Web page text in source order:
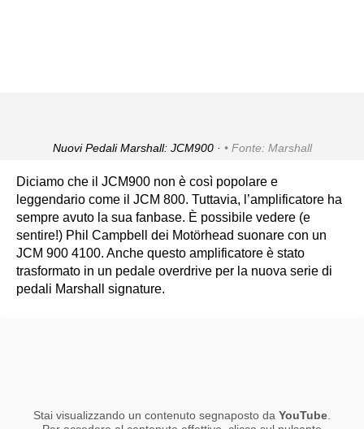
Nuovi Pedali Marshall: JCM900 · Fonte: Marshall
Diciamo che il JCM900 non è così popolare e
leggendario come il JCM 800. Tuttavia, l’amplificatore ha
sempre avuto la sua fanbase. È possibile vedere (e
sentire!) Phil Campbell dei Motörhead suonare con un
JCM 900 4100. Anche questo amplificatore è stato
trasformato in un pedale overdrive per la nuova serie di
pedali Marshall signature.
Stai visualizzando un contenuto segnaposto da YouTube